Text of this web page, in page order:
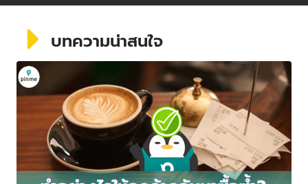
บทความน่าสนใจ
a
g
e
a
g
e
a
g
e
P
a
g
e
P
a
g
e